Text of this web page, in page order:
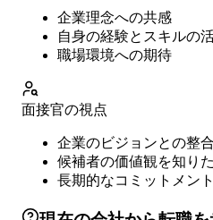
企業理念への共感
自身の経験とスキルの
職場環境への期待
面接官の視点
企業のビジョンとの整
候補者の価値観を知り
長期的なコミットメン